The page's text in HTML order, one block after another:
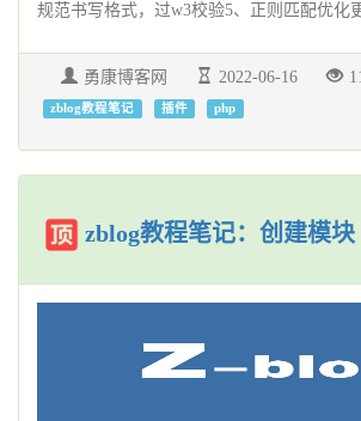
规范书写格式，过w3校验5、正则匹配优化
勇康博客网 2022-06-16
zblog教程笔记 插件 php
zblog教程笔记：创建模块